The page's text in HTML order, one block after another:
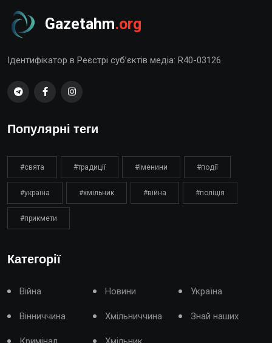
Gazetahm.org
Ідентифікатор в Реєстрі суб’єктів медіа: R40-03126
Популярні теги
#свята #традиції #іменини #події
#україна #хмільник #війна #поліція
#прикмети
Категорії
Війна Новини Україна
Вінниччина Хмільниччина Знай наших